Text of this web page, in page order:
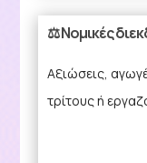
⚖️ Νομικές
Αξιώσεις,
τρίτους ή